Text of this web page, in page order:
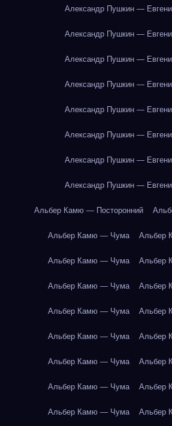
Александр Пушкин —
Александр Пушкин —
Александр Пушкин —
Александр Пушкин —
Александр Пушкин —
Александр Пушкин —
Александр Пушкин —
Александр Пушкин —
Альбер Камю — Посторонний
Альбер Камю — Чума Альбер
Альбер Камю — Чума Альбер
Альбер Камю — Чума Альбер
Альбер Камю — Чума Альбер
Альбер Камю — Чума Альбер
Альбер Камю — Чума Альбер
Альбер Камю — Чума Альбер
Альбер Камю — Чума Альбер